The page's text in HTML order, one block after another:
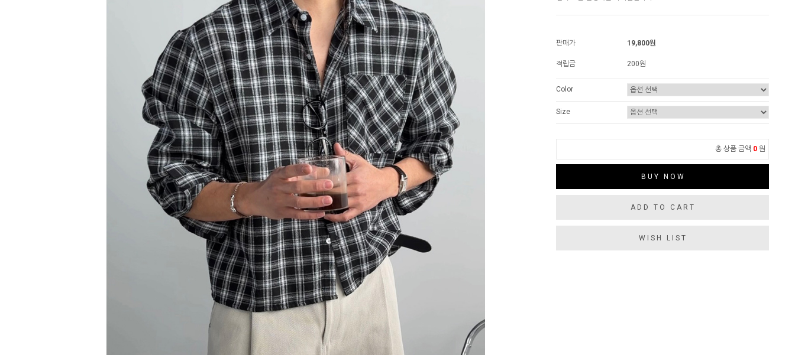
판매가 19,800원
적립금 200원
Color
Size
총 상품 금액 0 원
BUY NOW
ADD TO CART
WISH LIST